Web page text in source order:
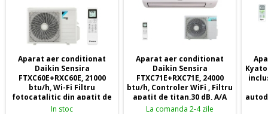
Aparat aer conditionat
Daikin Sensira
FTXC60E+RXC60E, 21000
btu/h, Wi-Fi Filtru
fotocatalitic din apatit de
titan, freon R32, 30 dB,
In stoc
Aparat aer conditionat
Daikin Sensira
FTXC71E+RXC71E, 24000
btu/h, Controler WiFi , Filtru
apatit de titan,30 dB, A/A
La comanda 2-4 zile